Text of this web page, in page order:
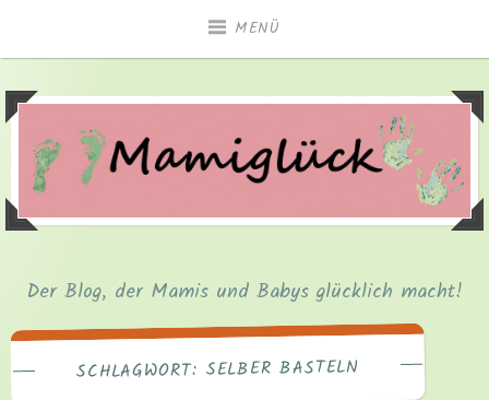
MENÜ
Der Blog, der Mamis und Babys glücklich macht!
SCHLAGWORT: SELBER BASTELN